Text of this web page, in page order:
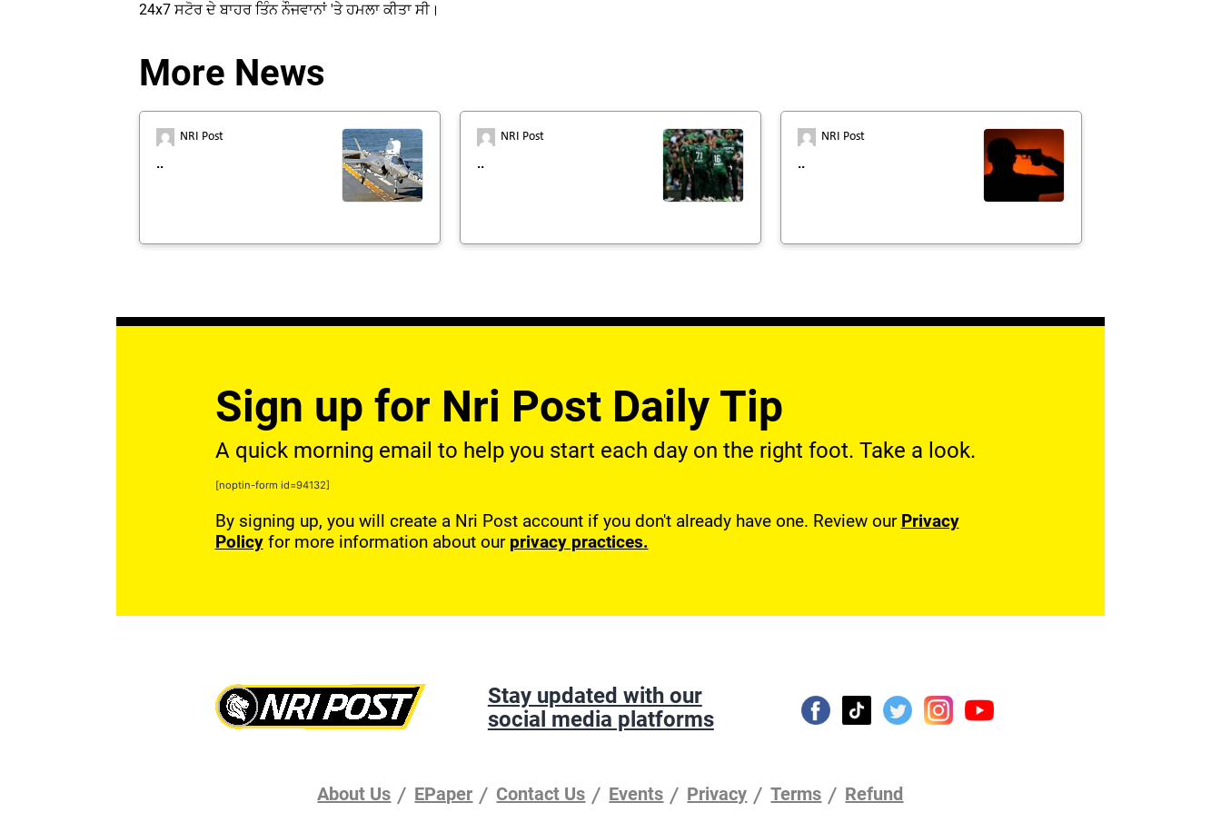
24x7 ਸਟੋਰ ਦੇ ਬਾਹਰ ਤਿੰਨ ਨੌਜਵਾਨਾਂ 'ਤੇ ਹਮਲਾ ਕੀਤਾ ਸੀ।
More News
NRI Post
..
NRI Post
..
NRI Post
..
Sign up for Nri Post Daily Tip
A quick morning email to help you start each day on the right foot. Take a look.
[noptin-form id=94132]
By signing up, you will create a Nri Post account if you don't already have one. Review our Privacy
Policyfor more information about our privacy practices.
Stay updated with our
social media platforms
About Us EPaper Contact Us Events Privacy Terms Refund